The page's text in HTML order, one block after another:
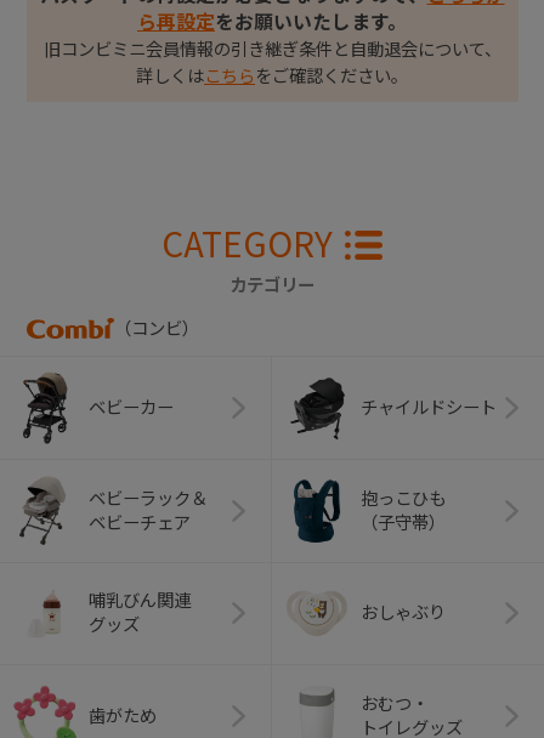
ら再設定をお願いいたします。
旧コンビミニ会員情報の引き継ぎ条件と自動退会について、
詳しくはこちら をご確認ください。
CATEGORY
カテゴリー
（コンビ）
ベビーカー チャイルドシート
ベビーラック＆
ベビーチェア
抱っこひも
（子守帯）
哺乳びん関連
グッズ
おしゃぶり
歯がため
おむつ・
トイレグッズ